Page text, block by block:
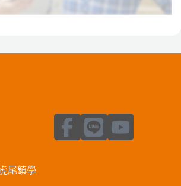
尾鎮學
F
a
L
i
Y
o